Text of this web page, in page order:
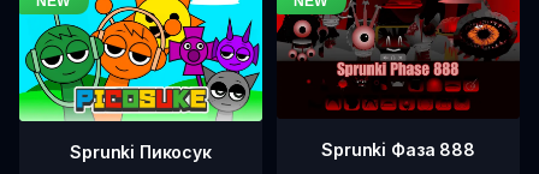
Sprunki Пикосук Sprunki Фаза 888